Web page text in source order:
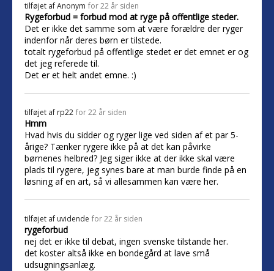
tilføjet afAnonym for 22 år siden
Rygeforbud = forbud mod at ryge på offentlige steder.
Det er ikke det samme som at være forældre der ryger
indenfor når deres børn er tilstede.
totalt rygeforbud på offentlige stedet er det emnet er og
det jeg referede til.
Det er et helt andet emne. :)
tilføjet af rp22 for 22 år siden
Hmm
Hvad hvis du sidder og ryger lige ved siden af et par 5-
årige? Tænker rygere ikke på at det kan påvirke
børnenes helbred? Jeg siger ikke at der ikke skal være
plads til rygere, jeg synes bare at man burde finde på en
løsning af en art, så vi allesammen kan være her.
tilføjet af uvidende for 22 år siden
rygeforbud
nej det er ikke til debat, ingen svenske tilstande her.
det koster altså ikke en bondegård at lave små
udsugningsanlæg.